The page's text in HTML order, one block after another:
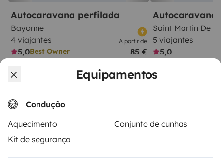
Equipamentos
Condução
Aquecimento
Conjunto de cunhas
Kit de segurança
Autocaravana perfilada
Bayonne
4 viajantes
5,0Best Owner
A partir de
85 €
Autocaravana
Saint Martin De
5 viajantes
5,0
A partir de
70 €
Pedido de aluguer